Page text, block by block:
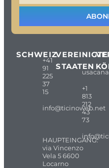
SCHWEIZ
+41
91
225
37
15
info@ticinoweb.net
HAUPTEINGANG:
via Vincenzo
Vela 5 6600
Locarno
VEREINIGTE
STAATEN
+1
813
212
43
73